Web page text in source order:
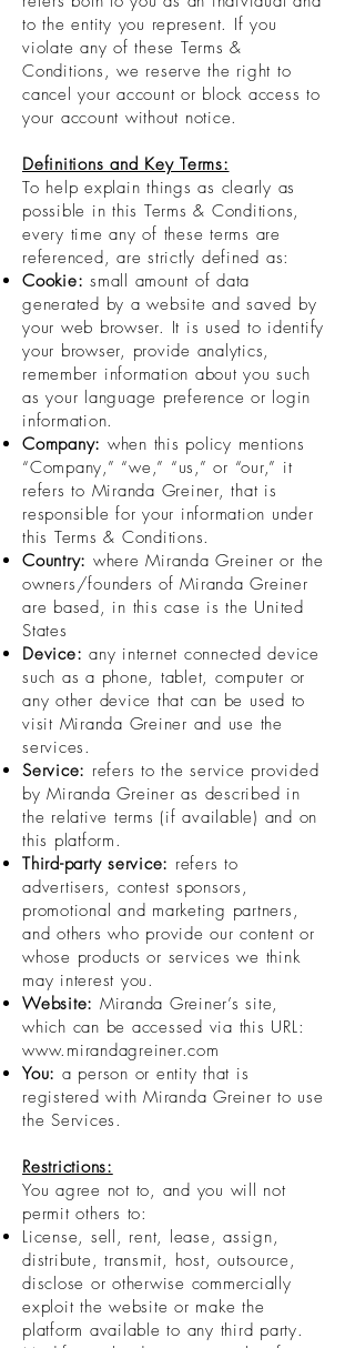
to the entity you represent. If you
violate any of these Terms &
Conditions, we reserve the right to
cancel your account or block access to
your account without notice.
Definitions and Key Terms:
To help explain things as clearly as
possible in this Terms & Conditions,
every time any of these terms are
referenced, are strictly defined as:
Cookie: small amount of data
generated by a website and saved by
your web browser. It is used to identify
your browser, provide analytics,
remember information about you such
as your language preference or login
information.
Company: when this policy mentions
“Company,” “we,” “us,” or “our,” it
refers to Miranda Greiner, that is
responsible for your information under
this Terms & Conditions.
Country: where Miranda Greiner or the
owners/founders of Miranda Greiner
are based, in this case is the United
States
Device: any internet connected device
such as a phone, tablet, computer or
any other device that can be used to
visit Miranda Greiner and use the
services.
Service: refers to the service provided
by Miranda Greiner as described in
the relative terms (if available) and on
this platform.
Third-party service: refers to
advertisers, contest sponsors,
promotional and marketing partners,
and others who provide our content or
whose products or services we think
may interest you.
Website: Miranda Greiner’s site,
which can be accessed via this URL:
www.mirandagreiner.com
You: a person or entity that is
registered with Miranda Greiner to use
the Services.
Restrictions:
You agree not to, and you will not
permit others to:
License, sell, rent, lease, assign,
distribute, transmit, host, outsource,
disclose or otherwise commercially
exploit the website or make the
platform available to any third party.